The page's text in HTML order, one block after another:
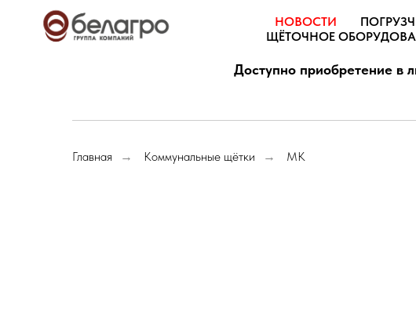
НОВОСТИ
ЩЁТОЧНОЕ
Доступно приобретение в
Главная → Коммунальные щётки → МК